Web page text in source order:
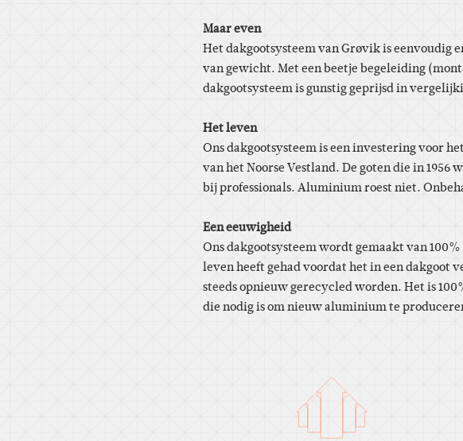
Maar even
Het dakgootsysteem van Grøvik is eenvoudig
van gewicht. Met een beetje begeleiding
dakgootsysteem is gunstig geprijsd in
Het leven
Ons dakgootsysteem is een investering voor
van het Noorse Vestland. De goten die in 1956
bij professionals. Aluminium roest niet.
Een eeuwigheid
Ons dakgootsysteem wordt gemaakt van
leven heeft gehad voordat het in een
steeds opnieuw gerecycled worden. Het is
die nodig is om nieuw aluminium te